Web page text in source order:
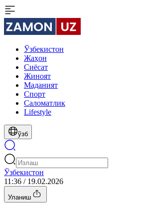
Ўзбекистон
Жаҳон
Сиёсат
Жиноят
Маданият
Спорт
Cаломатлик
Lifestyle
ўзб
Ўзбекистон
11:36 / 19.02.2026
Уланиш